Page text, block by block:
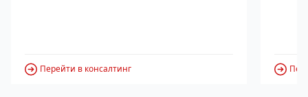
Перейти в консалтинг